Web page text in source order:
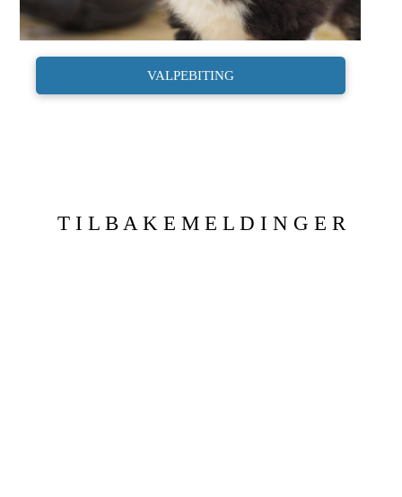
VALPEBITING
T I L B A K E M E L D I N G E R